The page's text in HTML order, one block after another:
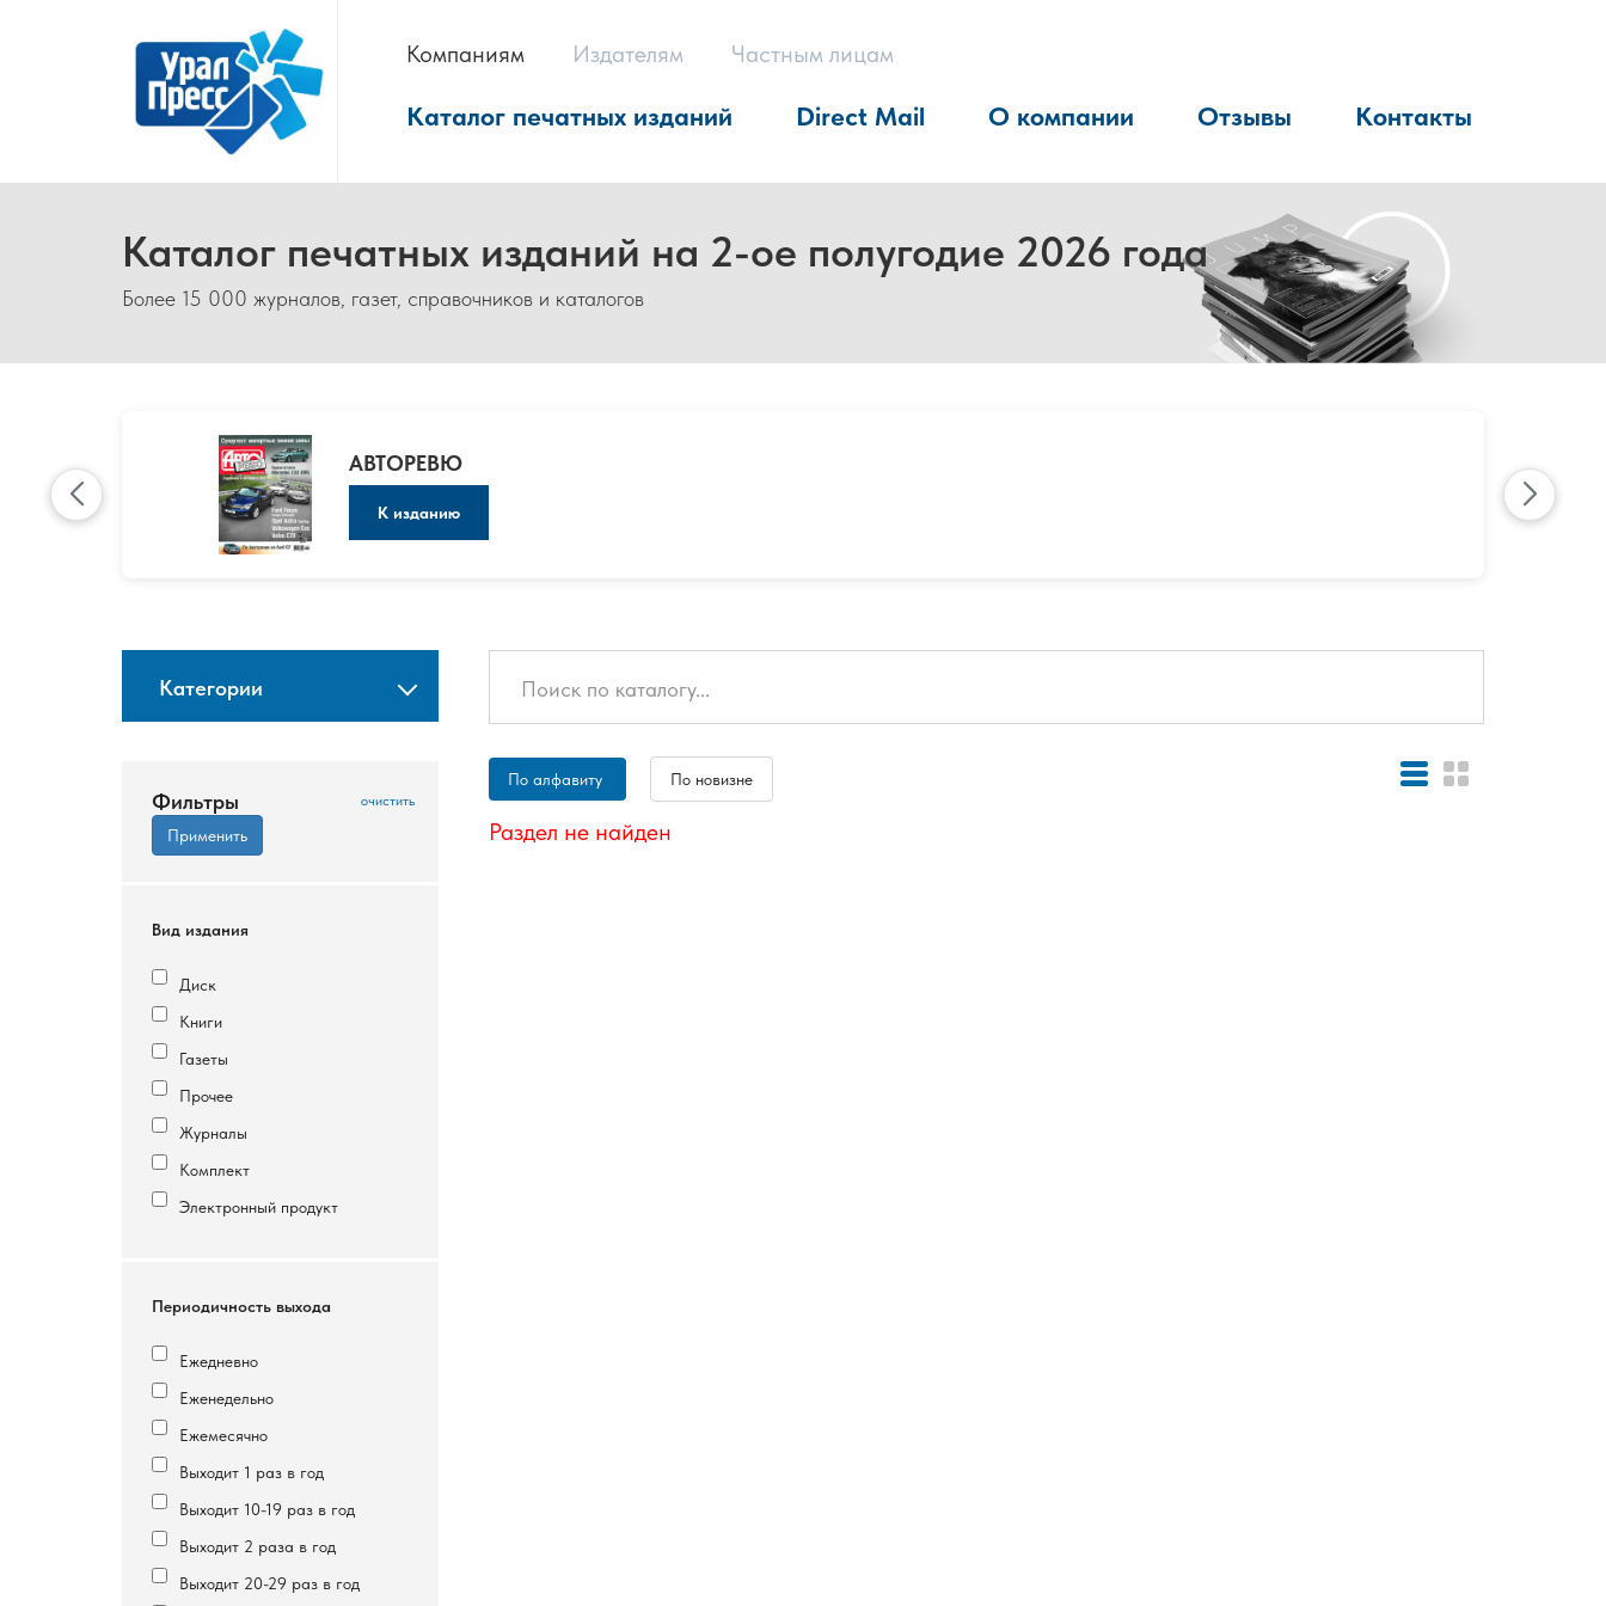
Компаниям Издателям Частным лицам
Каталог печатных изданий Direct Mail О компании Отзывы Контакты
Каталог печатных изданий на 2-ое полугодие 2026 года
Более 15 000 журналов, газет, справочников и каталогов
АВТОРЕВЮ
К изданию
Категории
Фильтры
Вид издания
Диск
Книги
Газеты
Прочее
Журналы
Комплект
Электронный продукт
Периодичность выхода
Ежедневно
Еженедельно
Ежемесячно
Выходит 1 раз в год
Выходит 10-19 раз в год
Выходит 2 раза в год
Выходит 20-29 раз в год
По алфавиту По новизне
Раздел не найден